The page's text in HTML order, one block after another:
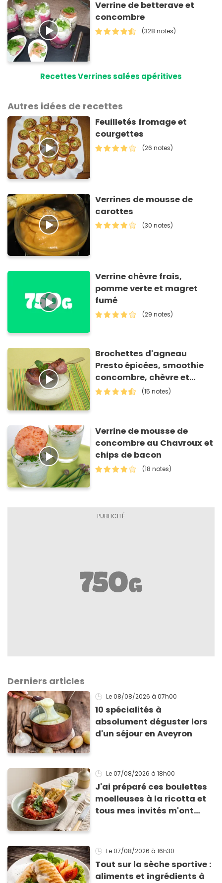
Verrine de betterave et
concombre
(328 notes)
Recettes Verrines salées apéritives
Autres idées de recettes
Feuilletés fromage et
courgettes
(26 notes)
Verrines de mousse de
carottes
(30 notes)
Verrine chèvre frais,
pomme verte et magret
fumé
(29 notes)
Brochettes d'agneau
Presto épicées, smoothie
concombre, chèvre et
menthe
(15 notes)
Verrine de mousse de
concombre au Chavroux et
chips de bacon
(18 notes)
Derniers articles
Le 08/08/2026 à 07h00
10 spécialités à
absolument déguster lors
d'un séjour en Aveyron
Le 07/08/2026 à 18h00
J'ai préparé ces boulettes
moelleuses à la ricotta et
tous mes invités m'ont
Le 07/08/2026 à 16h30
Tout sur la sèche sportive :
aliments et ingrédients à